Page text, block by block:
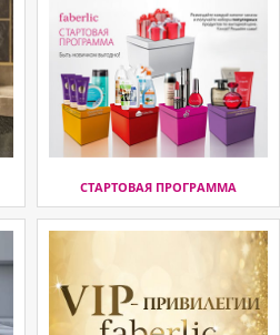
СТАРТОВАЯ ПРОГРАММА